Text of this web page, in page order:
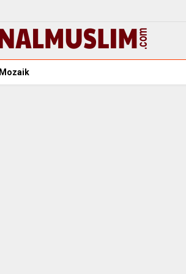
Mozaik